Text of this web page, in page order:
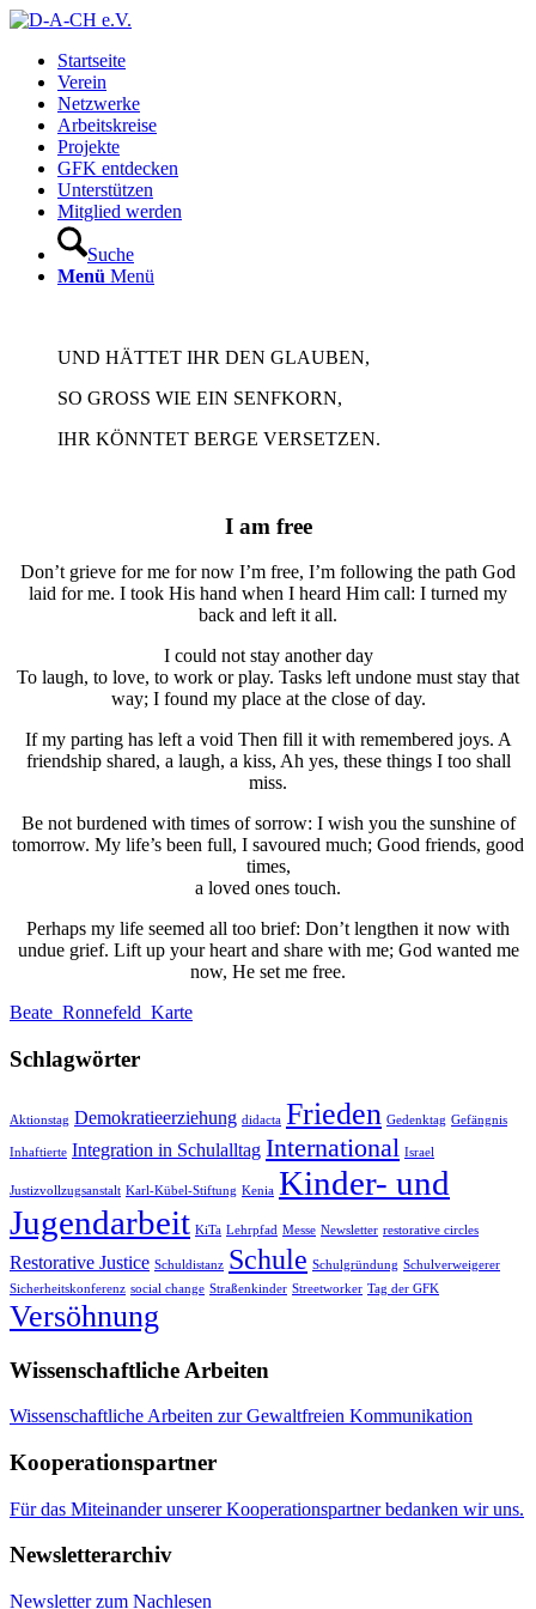
Startseite
Verein
Netzwerke
Arbeitskreise
Projekte
GFK entdecken
Unterstützen
Mitglied werden
Suche
Menü Menü
UND HÄTTET IHR DEN GLAUBEN,
SO GROSS WIE EIN SENFKORN,
IHR KÖNNTET BERGE VERSETZEN.
I am free
Don’t grieve for me for now I’m free, I’m following the path God
laid for me. I took His hand when I heard Him call: I turned my
back and left it all.
I could not stay another day
To laugh, to love, to work or play. Tasks left undone must stay that
way; I found my place at the close of day.
If my parting has left a void Then fill it with remembered joys. A
friendship shared, a laugh, a kiss, Ah yes, these things I too shall
miss.
Be not burdened with times of sorrow: I wish you the sunshine of
tomorrow. My life’s been full, I savoured much; Good friends, good
times,
a loved ones touch.
Perhaps my life seemed all too brief: Don’t lengthen it now with
undue grief. Lift up your heart and share with me; God wanted me
now, He set me free.
Beate_Ronnefeld_Karte
Schlagwörter
Aktionstag Demokratieerziehung didacta Frieden Gedenktag Gefängnis
Inhaftierte Integration in Schulalltag International Israel
Justizvollzugsanstalt Karl-Kübel-Stiftung Kenia Kinder- und
Jugendarbeit KiTa Lehrpfad Messe Newsletter restorative circles
Restorative Justice Schuldistanz Schule Schulgründung Schulverweigerer
Sicherheitskonferenz social change Straßenkinder Streetworker Tag der GFK
Versöhnung
Wissenschaftliche Arbeiten
Wissenschaftliche Arbeiten zur Gewaltfreien Kommunikation
Kooperationspartner
Für das Miteinander unserer Kooperationspartner bedanken wir uns.
Newsletterarchiv
Newsletter zum Nachlesen